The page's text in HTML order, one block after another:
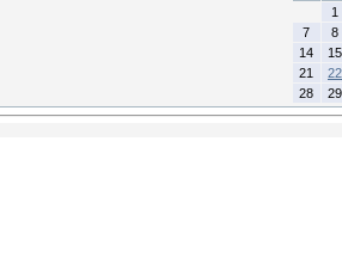
1
7
8
14
15
21
22
28
29